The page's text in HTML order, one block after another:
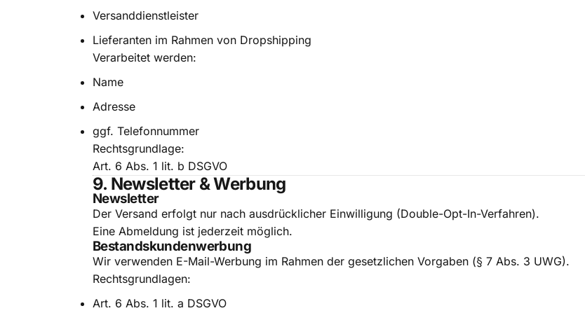
Versanddienstleister
Lieferanten im Rahmen von Dropshipping
Verarbeitet werden:
Name
Adresse
ggf. Telefonnummer
Rechtsgrundlage:
Art. 6 Abs. 1 lit. b DSGVO
9. Newsletter & Werbung
Newsletter
Der Versand erfolgt nur nach ausdrücklicher Einwilligung (Double-Opt-In-Verfahren).
Eine Abmeldung ist jederzeit möglich.
Bestandskundenwerbung
Wir verwenden E-Mail-Werbung im Rahmen der gesetzlichen Vorgaben (§ 7 Abs. 3 UWG).
Rechtsgrundlagen:
Art. 6 Abs. 1 lit. a DSGVO